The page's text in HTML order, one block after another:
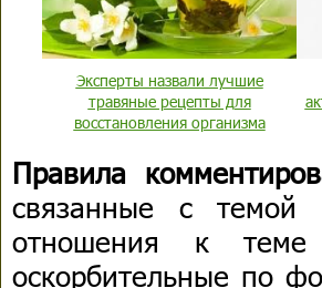
Эксперты назвали лучшие
травяные рецепты для
восстановления организма
Правила
связанные с
отношения к
оскорбительные по